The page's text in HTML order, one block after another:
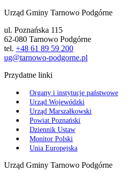
Urząd Gminy Tarnowo Podgórne
ul. Poznańska 115
62-080 Tarnowo Podgórne
tel. +48 61 89 59 200
ug@tarnowo-podgorne.pl
Przydatne linki
Organy i instytucje państwowe
Urząd Wojewódzki
Urząd Marszałkowski
Powiat Poznański
Dziennik Ustaw
Monitor Polski
Unia Europejska
Urząd Gminy Tarnowo Podgórne